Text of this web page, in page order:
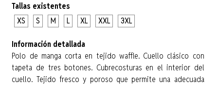
Tallas existentes
XS
S M L XL XXL 3XL
Información detallada
Polo de manga corta en tejido waffle. Cuello clásico con
tapeta de tres botones. Cubrecosturas en el interior del
cuello. Tejido fresco y poroso que permite una adecuada